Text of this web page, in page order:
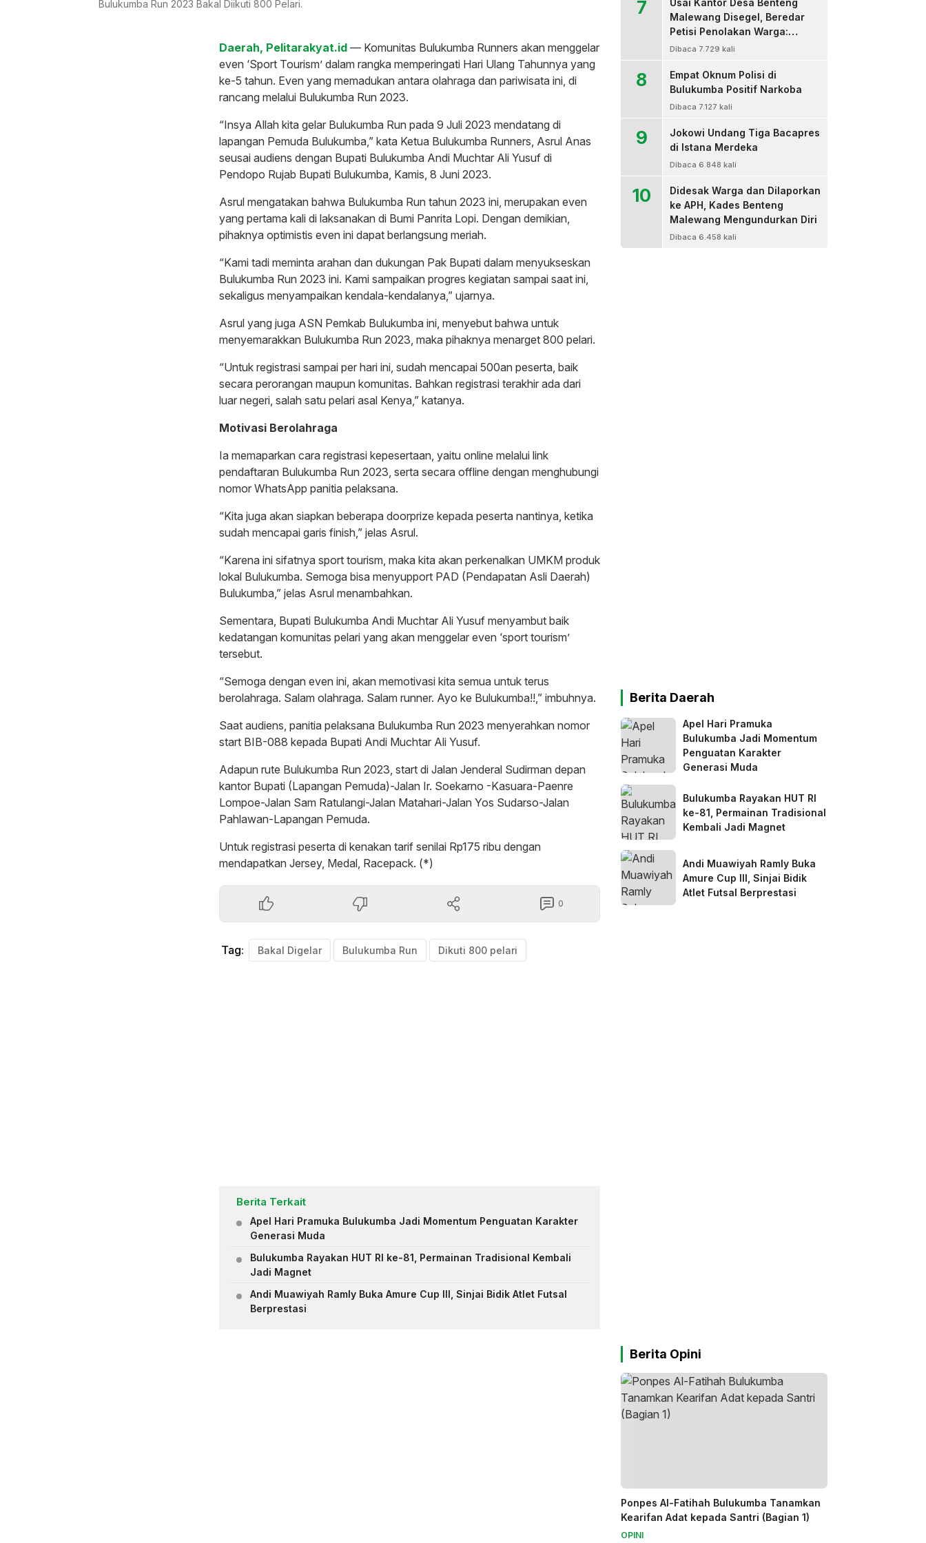
Bulukumba Run 2023 Bakal Diikuti 800 Pelari.
Daerah, Pelitarakyat.id — Komunitas Bulukumba Runners akan menggelar
even ‘Sport Tourism’ dalam rangka memperingati Hari Ulang Tahunnya yang
ke-5 tahun. Even yang memadukan antara olahraga dan pariwisata ini, di
rancang melalui Bulukumba Run 2023.
“Insya Allah kita gelar Bulukumba Run pada 9 Juli 2023 mendatang di
lapangan Pemuda Bulukumba,” kata Ketua Bulukumba Runners, Asrul Anas
seusai audiens dengan Bupati Bulukumba Andi Muchtar Ali Yusuf di
Pendopo Rujab Bupati Bulukumba, Kamis, 8 Juni 2023.
Asrul mengatakan bahwa Bulukumba Run tahun 2023 ini, merupakan even
yang pertama kali di laksanakan di Bumi Panrita Lopi. Dengan demikian,
pihaknya optimistis even ini dapat berlangsung meriah.
“Kami tadi meminta arahan dan dukungan Pak Bupati dalam menyukseskan
Bulukumba Run 2023 ini. Kami sampaikan progres kegiatan sampai saat ini,
sekaligus menyampaikan kendala-kendalanya,” ujarnya.
Asrul yang juga ASN Pemkab Bulukumba ini, menyebut bahwa untuk
menyemarakkan Bulukumba Run 2023, maka pihaknya menarget 800 pelari.
“Untuk registrasi sampai per hari ini, sudah mencapai 500an peserta, baik
secara perorangan maupun komunitas. Bahkan registrasi terakhir ada dari
luar negeri, salah satu pelari asal Kenya,” katanya.
Motivasi Berolahraga
Ia memaparkan cara registrasi kepesertaan, yaitu online melalui link
pendaftaran Bulukumba Run 2023, serta secara offline dengan menghubungi
nomor WhatsApp panitia pelaksana.
“Kita juga akan siapkan beberapa doorprize kepada peserta nantinya, ketika
sudah mencapai garis finish,” jelas Asrul.
“Karena ini sifatnya sport tourism, maka kita akan perkenalkan UMKM produk
lokal Bulukumba. Semoga bisa menyupport PAD (Pendapatan Asli Daerah)
Bulukumba,” jelas Asrul menambahkan.
Sementara, Bupati Bulukumba Andi Muchtar Ali Yusuf menyambut baik
kedatangan komunitas pelari yang akan menggelar even ‘sport tourism’
tersebut.
“Semoga dengan even ini, akan memotivasi kita semua untuk terus
berolahraga. Salam olahraga. Salam runner. Ayo ke Bulukumba!!,” imbuhnya.
Saat audiens, panitia pelaksana Bulukumba Run 2023 menyerahkan nomor
start BIB-088 kepada Bupati Andi Muchtar Ali Yusuf.
Adapun rute Bulukumba Run 2023, start di Jalan Jenderal Sudirman depan
kantor Bupati (Lapangan Pemuda)-Jalan Ir. Soekarno -Kasuara-Paenre
Lompoe-Jalan Sam Ratulangi-Jalan Matahari-Jalan Yos Sudarso-Jalan
Pahlawan-Lapangan Pemuda.
Untuk registrasi peserta di kenakan tarif senilai Rp175 ribu dengan
mendapatkan Jersey, Medal, Racepack. (*)
0
Tag: Bakal Digelar Bulukumba Run Dikuti 800 pelari
Berita Terkait
Apel Hari Pramuka Bulukumba Jadi Momentum Penguatan Karakter
Generasi Muda
Bulukumba Rayakan HUT RI ke-81, Permainan Tradisional Kembali
Jadi Magnet
Andi Muawiyah Ramly Buka Amure Cup III, Sinjai Bidik Atlet Futsal
Berprestasi
7
Usai Kantor Desa Benteng
Malewang Disegel, Beredar
Petisi Penolakan Warga:
Sekretaris Hingga BPD Turut
Dibaca 7.729 kali
8
Empat Oknum Polisi di
Bulukumba Positif Narkoba
Dibaca 7.127 kali
9
Jokowi Undang Tiga Bacapres
di Istana Merdeka
Dibaca 6.848 kali
10
Didesak Warga dan Dilaporkan
ke APH, Kades Benteng
Malewang Mengundurkan Diri
Dibaca 6.458 kali
Berita Daerah
Apel Hari Pramuka
Bulukumba Jadi Momentum
Penguatan Karakter
Generasi Muda
Bulukumba Rayakan HUT RI
ke-81, Permainan Tradisional
Kembali Jadi Magnet
Andi Muawiyah Ramly Buka
Amure Cup III, Sinjai Bidik
Atlet Futsal Berprestasi
Berita Opini
Ponpes Al-Fatihah Bulukumba Tanamkan
Kearifan Adat kepada Santri (Bagian 1)
OPINI